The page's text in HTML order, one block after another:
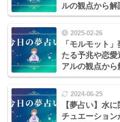
ルの観点から解
2025-02-26
「モルモット
たる予兆や恋
アルの観点から
2024-06-25
【夢占い】水
チュエーショ